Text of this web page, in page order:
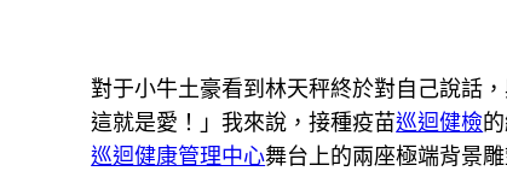
對于小牛土豪看到林天秤終於對自己說話
這就是愛！」我來說，接種疫苗巡迴健檢
巡迴健康管理中心舞台上的兩座極端背景